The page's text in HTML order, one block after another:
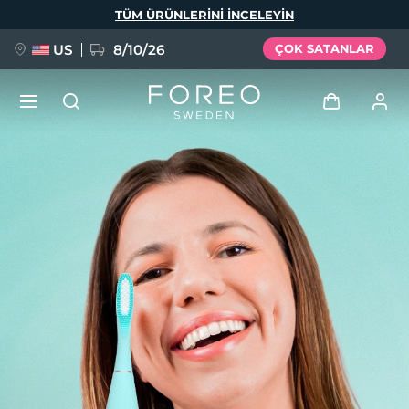
TÜM ÜRÜNLERINI INCELEYIN
US 8/10/26 ÇOK SATANLAR
Kullanici profi̇li̇
Cihazlarım
Siparişlerim
Adresim
Aboneliklerim
FAQ™ Pure Beauty-Tech Elixir
BREAKING NEWS
issa™ Teeth Whitening Set
Dil Seçimi
Deutsch
Español
Français
Italiano
Português
Svenska
Русский
简体中文 繁體中文